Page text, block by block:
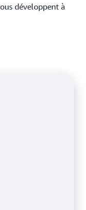
développent à